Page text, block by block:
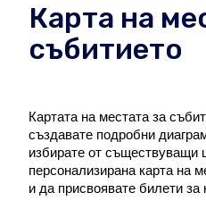
Карта на
събитието
Картата на местата за
създавате подробни
избирате от съществуващи
персонализирана карта на
и да присвоявате билети за